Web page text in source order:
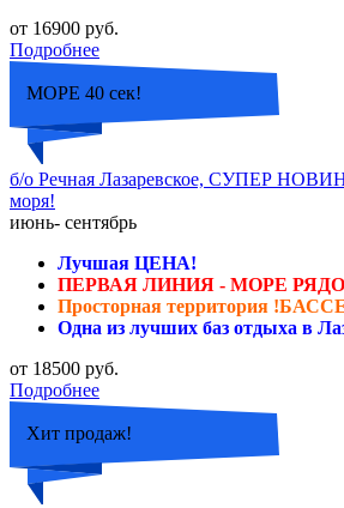
от 16900 руб.
Подробнее
МОРЕ 40 сек!
б/о Речная Лазаревское, СУПЕР
моря!
июнь- сентябрь
Лучшая ЦЕНА!
ПЕРВАЯ ЛИНИЯ - МОРЕ
Просторная территория
Одна из лучших баз отдыха в
от 18500 руб.
Подробнее
Хит продаж!